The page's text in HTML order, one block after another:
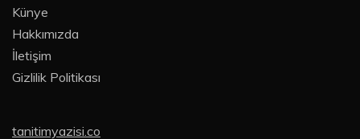
Künye
Hakkımızda
İletişim
Gizlilik Politikası
tanitimyazisi.co